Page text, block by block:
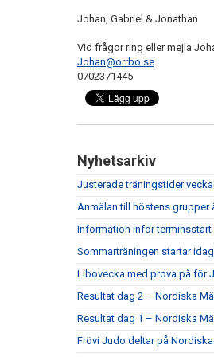
Johan, Gabriel & Jonathan
Vid frågor ring eller mejla
Johan@orrbo.se
0702371445
Nyhetsarkiv
Justerade träningstider
Anmälan till höstens grupper
Information inför terminsstart
Sommarträningen startar
Libovecka med prova på för
Resultat dag 2 – Nordiska
Resultat dag 1 – Nordiska
Frövi Judo deltar på